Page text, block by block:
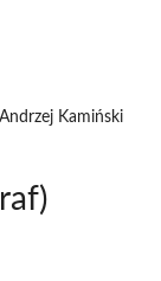
Andrzej Kamiński